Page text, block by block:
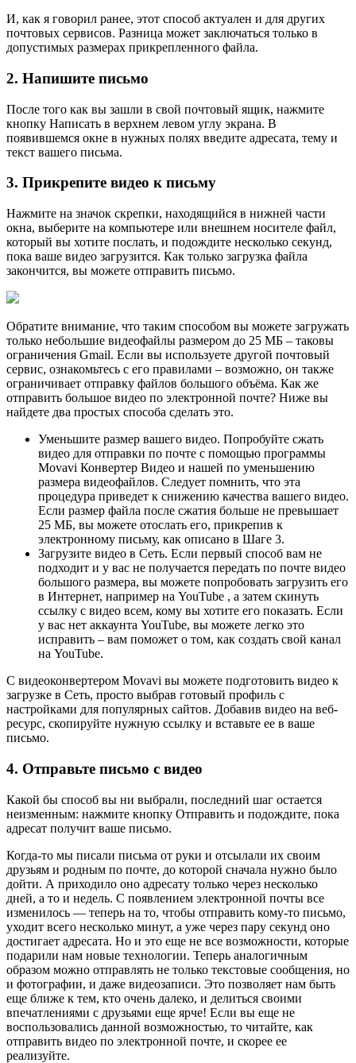
И, как я говорил ранее, этот способ актуален и для других
почтовых сервисов. Разница может заключаться только в
допустимых размерах прикрепленного файла.
2. Напишите письмо
После того как вы зашли в свой почтовый ящик, нажмите
кнопку Написать в верхнем левом углу экрана. В
появившемся окне в нужных полях введите адресата, тему и
текст вашего письма.
3. Прикрепите видео к письму
Нажмите на значок скрепки, находящийся в нижней части
окна, выберите на компьютере или внешнем носителе файл,
который вы хотите послать, и подождите несколько секунд,
пока ваше видео загрузится. Как только загрузка файла
закончится, вы можете отправить письмо.
Обратите внимание, что таким способом вы можете загружать
только небольшие видеофайлы размером до 25 МБ – таковы
ограничения Gmail. Если вы используете другой почтовый
сервис, ознакомьтесь с его правилами – возможно, он также
ограничивает отправку файлов большого объёма. Как же
отправить большое видео по электронной почте? Ниже вы
найдете два простых способа сделать это.
Уменьшите размер вашего видео. Попробуйте сжать
видео для отправки по почте с помощью программы
Movavi Конвертер Видео и нашей по уменьшению
размера видеофайлов. Следует помнить, что эта
процедура приведет к снижению качества вашего видео.
Если размер файла после сжатия больше не превышает
25 МБ, вы можете отослать его, прикрепив к
электронному письму, как описано в Шаге 3.
Загрузите видео в Сеть. Если первый способ вам не
подходит и у вас не получается передать по почте видео
большого размера, вы можете попробовать загрузить его
в Интернет, например на YouTube , а затем скинуть
ссылку с видео всем, кому вы хотите его показать. Если
у вас нет аккаунта YouTube, вы можете легко это
исправить – вам поможет о том, как создать свой канал
на YouTube.
С видеоконвертером Movavi вы можете подготовить видео к
загрузке в Сеть, просто выбрав готовый профиль с
настройками для популярных сайтов. Добавив видео на веб-
ресурс, скопируйте нужную ссылку и вставьте ее в ваше
письмо.
4. Отправьте письмо с видео
Какой бы способ вы ни выбрали, последний шаг остается
неизменным: нажмите кнопку Отправить и подождите, пока
адресат получит ваше письмо.
Когда-то мы писали письма от руки и отсылали их своим
друзьям и родным по почте, до которой сначала нужно было
дойти. А приходило оно адресату только через несколько
дней, а то и недель. С появлением электронной почты все
изменилось — теперь на то, чтобы отправить кому-то письмо,
уходит всего несколько минут, а уже через пару секунд оно
достигает адресата. Но и это еще не все возможности, которые
подарили нам новые технологии. Теперь аналогичным
образом можно отправлять не только текстовые сообщения, но
и фотографии, и даже видеозаписи. Это позволяет нам быть
еще ближе к тем, кто очень далеко, и делиться своими
впечатлениями с друзьями еще ярче! Если вы еще не
воспользовались данной возможностью, то читайте, как
отправить видео по электронной почте, и скорее ее
реализуйте.